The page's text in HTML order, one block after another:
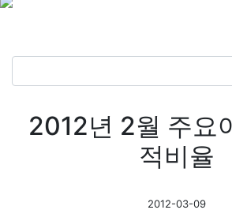
2012년 2월 주요
적비율
2012-03-09